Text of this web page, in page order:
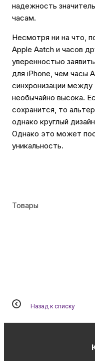
надежность
часам.
Несмотря ни на что,
Apple Aatch и часов
уверенностью
для iPhone, чем часы
синхронизации
необычайно высока.
сохранится, то
однако круглый
Однако это может
уникальность.
Товары
Назад к списку